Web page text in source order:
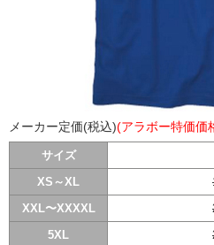
メーカー定価(税込)(アラボー特価価
サイズ
XS～XL
XXL〜XXXXL
5XL